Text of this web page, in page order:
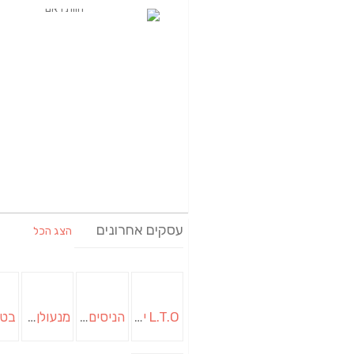
עסקים אחרונים הצג הכל
L.T.O יעוץ משכנתאות וכלכלת משפחה | יועץ משכנתאות באשכול הניסים של השף | מסעדת שף בבית | ארוחות גורמה מנעולן בבאר שבע | מנעולן באופקים | ויטלי המנעולן